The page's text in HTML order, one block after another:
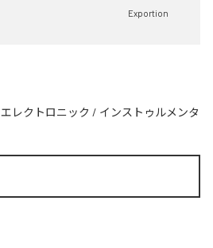
Exportion
エレクトロニック / インストゥルメンタ